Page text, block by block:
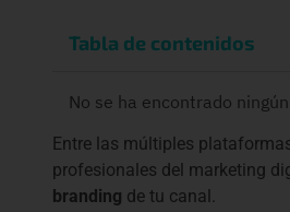
Tabla de contenidos
No se ha encontrado
Entre las múltiples
profesionales del marketing
branding de tu canal.